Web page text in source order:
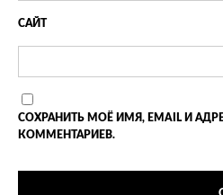
САЙТ
СОХРАНИТЬ МОЁ ИМЯ, EMAIL И
КОММЕНТАРИЕВ.